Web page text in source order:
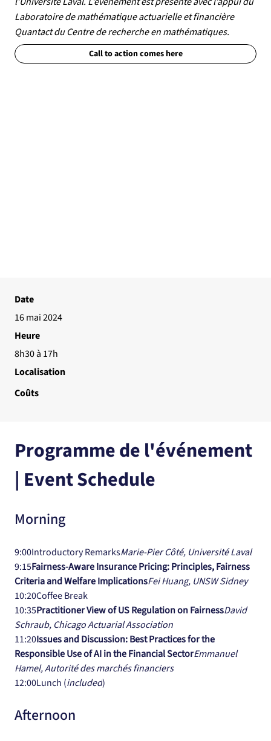
Laboratoire de mathématique actuarielle et financière
Quantact du Centre de recherche en mathématiques.
Call to action comes here
Date
16 mai 2024
Heure
8h30 à 17h
Localisation
Coûts
Programme de l'événement
| Event Schedule
Morning
9:00Introductory RemarksMarie-Pier Côté, Université Laval
9:15Fairness-Aware Insurance Pricing: Principles, Fairness
Criteria and Welfare ImplicationsFei Huang, UNSW Sidney
10:20Coffee Break
10:35Practitioner View of US Regulation on FairnessDavid
Schraub, Chicago Actuarial Association
11:20Issues and Discussion: Best Practices for the
Responsible Use of AI in the Financial SectorEmmanuel
Hamel, Autorité des marchés financiers
12:00Lunch (included)
Afternoon